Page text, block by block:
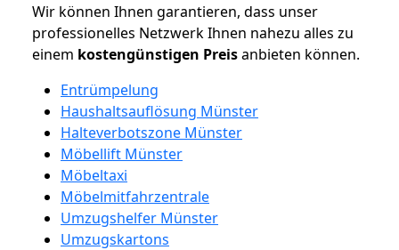
Wir können Ihnen garantieren, dass unser
professionelles Netzwerk Ihnen nahezu alles zu
einem kostengünstigen Preisanbieten können.
Entrümpelung
Haushaltsauflösung Münster
Halteverbotszone Münster
Möbellift Münster
Möbeltaxi
Möbelmitfahrzentrale
Umzugshelfer Münster
Umzugskartons